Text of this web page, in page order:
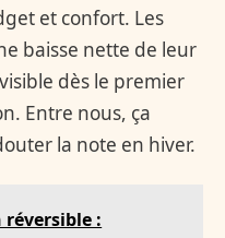
et confort. Les
baisse nette de leur
dès le premier
Entre nous, ça
la note en hiver.
: